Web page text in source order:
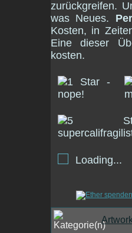
zurückgreifen.
was Neues.
Kosten, in
Eine dieser
kosten.
Loading...